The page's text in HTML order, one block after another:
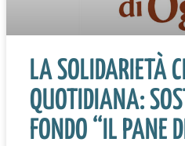
LA SOLIDARIETÀ
QUOTIDIANA:
FONDO “IL PANE